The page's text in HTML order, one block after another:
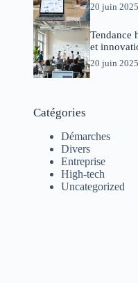
20 juin 2025
Tendance
et
20 juin 2025
Catégories
Démarches
Divers
Entreprise
High-tech
Uncategorized